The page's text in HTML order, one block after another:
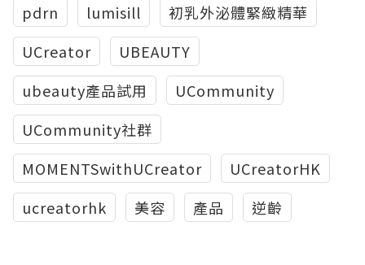
pdrn
lumisill
初乳外泌體緊緻精華
UCreator
UBEAUTY
ubeauty產品試用
UCommunity
UCommunity社群
MOMENTSwithUCreator
UCreatorHK
ucreatorhk
美容 產品 逆齡